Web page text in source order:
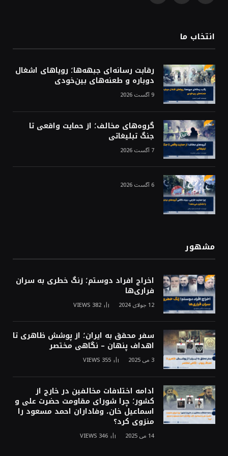
انتخاب ما
رقابت رسانه‌ای جبهه‌ها؛ رویاهای اشغال
دوباره و طعنه‌های بین‌خودی
9 آگست 2026
گروه‌های مخالف؛ از حمایت واقعی تا
جنگ تبلیغاتی
7 آگست 2026
6 آگست 2026
مشهور
اخراج افراد دوستم؛ زنگ خطری به سران
فراری‌ها
12 جولای 2024 382
VIEWS
سفر محقق به ایران؛ از پوشش ظاهری تا
اهداف پنهان – نگاهی مختصر
3 می 2025 355
VIEWS
ادامه اختلافات مخالفین در خارج از
کشور؛ چرا شورای مقاومت حضرت علی و
اسماعیل خان، وفاداران احمد مسعود را
منزوی کرد؟
14 می 2025 346
VIEWS